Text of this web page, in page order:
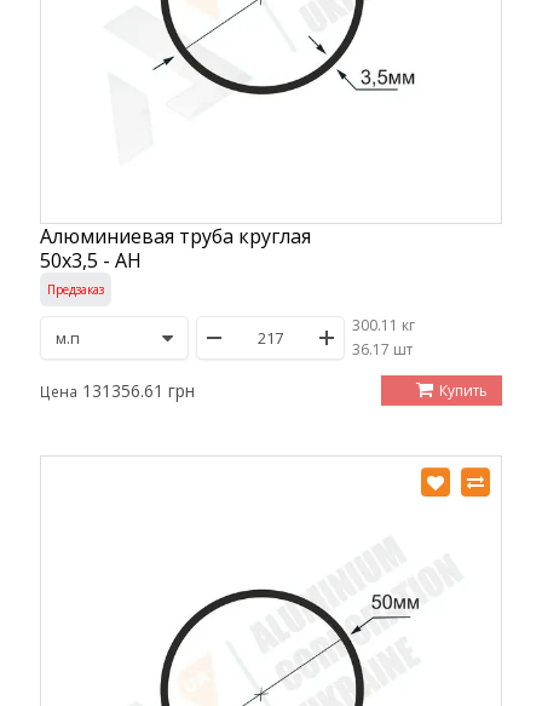
Алюминиевая труба круглая
50х3,5 - АН
Предзаказ
300.11 кг
/36.17 шт
Цена 131356.61 грн Купить